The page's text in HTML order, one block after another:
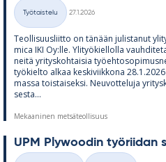
Kategoriat
Työtaistelu
27.1.2026
Teol­li­suus­liitto on tä­nään ju­lis­ta­nut
mica IKI Oy:lle. Yli­työ­kiel­lolla
neitä yri­tys­koh­tai­sia
työ­kielto al­kaa kes­ki­viik­kona
massa tois­tai­seksi. Neu­vot­te­luja
sesta...
Mekaaninen metsäteollisuus
UPM Plywoo­din työ­rii­dan